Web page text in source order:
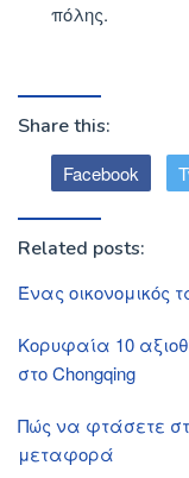
πόλης.
Share this:
Facebook
Related posts:
Ένας οικονομικός
Κορυφαία 10
στο Chongqing
Πώς να φτάσετε
μεταφορά